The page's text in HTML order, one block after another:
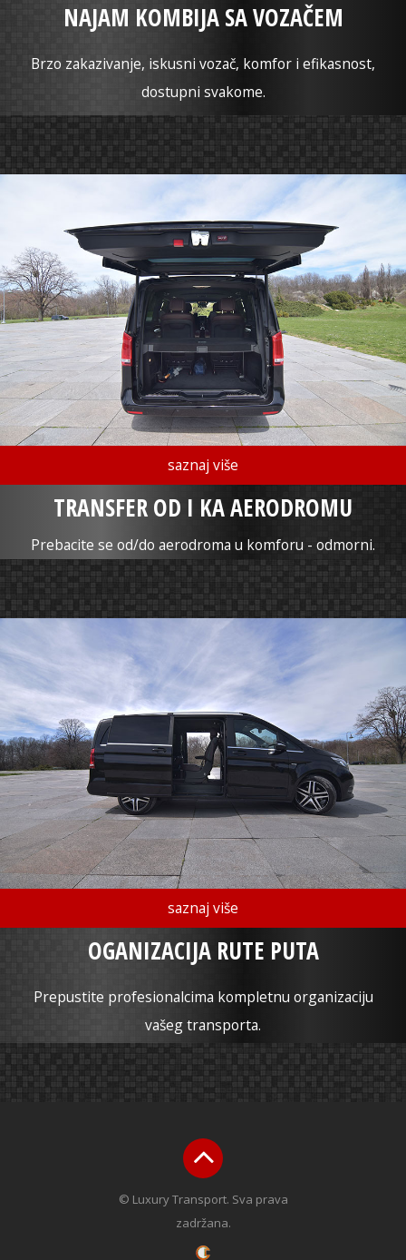
NAJAM KOMBIJA SA VOZAČEM
Brzo zakazivanje, iskusni vozač, komfor i efikasnost,
dostupni svakome.
TRANSFER OD I KA AERODROMU
Prebacite se od/do aerodroma u komforu - odmorni.
saznaj više
OGANIZACIJA RUTE PUTA
Prepustite profesionalcima kompletnu organizaciju
vašeg transporta.
saznaj više
© Luxury Transport. Sva prava
zadržana.